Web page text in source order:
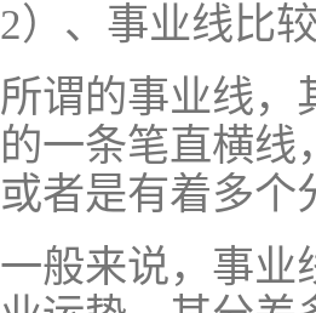
2）、事业线比
所谓的事业线，
的一条笔直横线
或者是有着多个
一般来说，事业